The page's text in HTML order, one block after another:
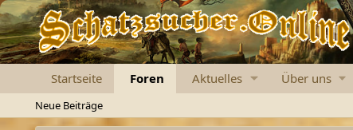
Startseite Foren Aktuelles Über uns
Neue Beiträge